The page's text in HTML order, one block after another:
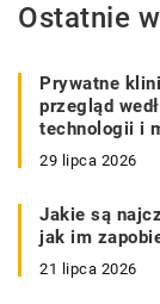
Ostatnie
Prywatne
przegląd
technologii i
29 lipca 2026
Jakie są
jak im
21 lipca 2026